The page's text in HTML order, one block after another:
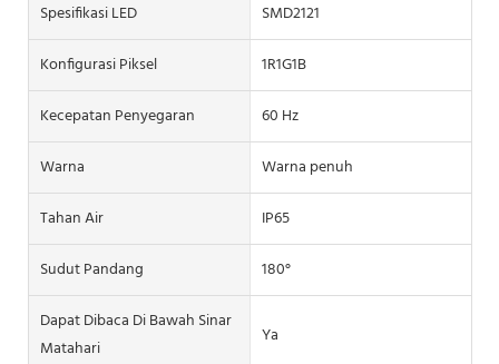
Spesifikasi LED
SMD2121
Konfigurasi Piksel
1R1G1B
Kecepatan Penyegaran
60 Hz
Warna
Warna penuh
Tahan Air
IP65
Sudut Pandang
180°
Dapat Dibaca Di Bawah Sinar
Matahari
Ya